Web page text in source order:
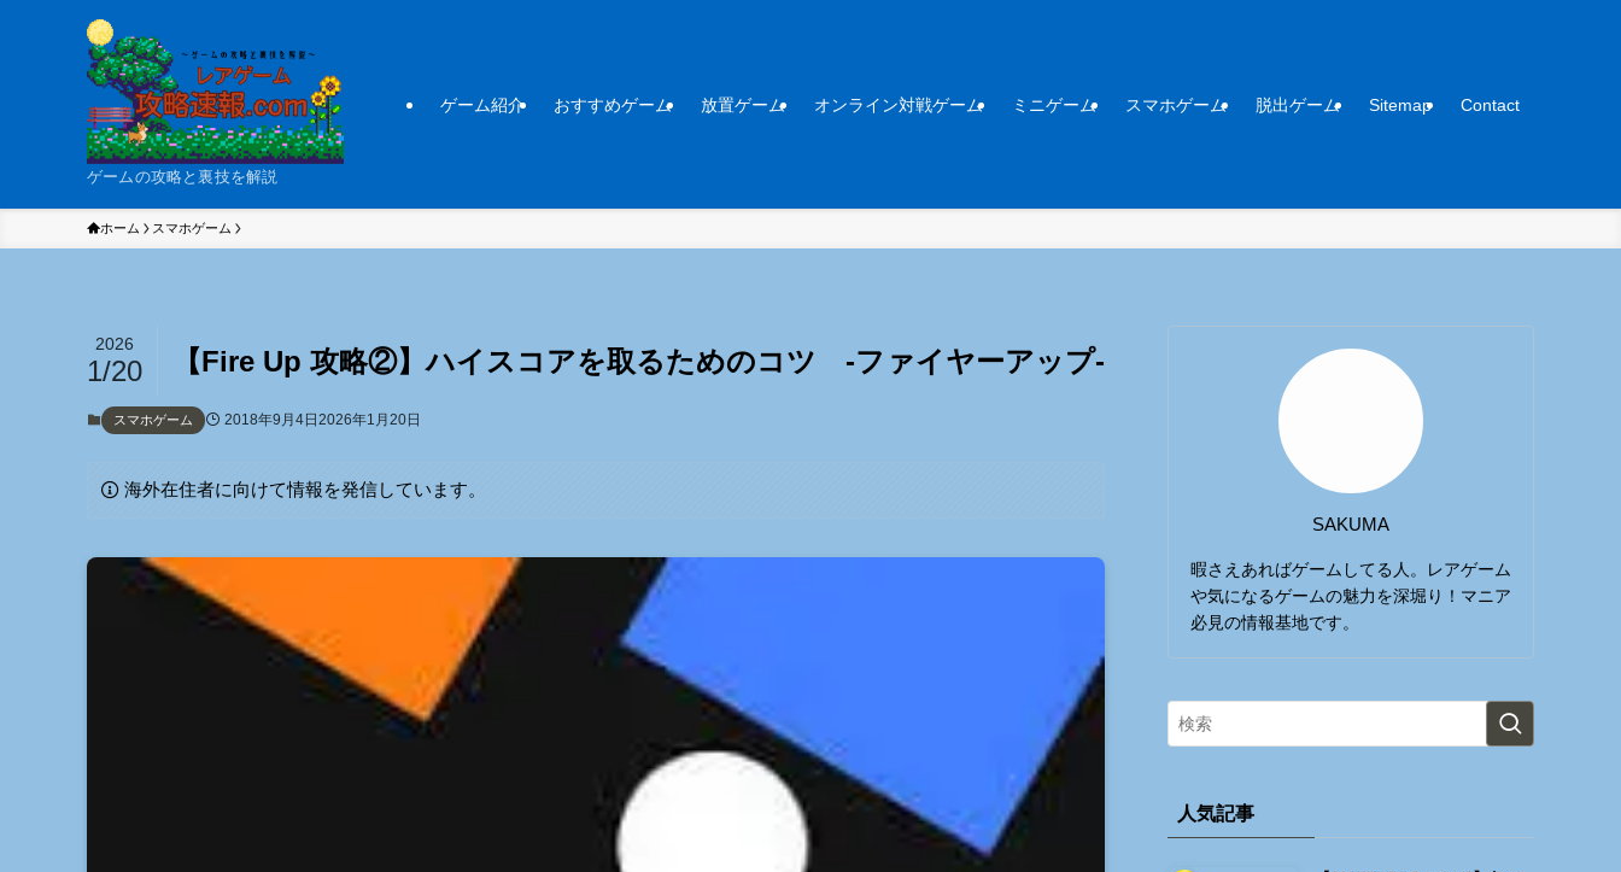
ゲームの攻略と裏技を解説
ゲーム紹介 おすすめゲーム 放置ゲーム オンライン対戦ゲーム ミニゲーム スマホゲーム 脱出ゲーム Sitemap Contact
ホーム スマホゲーム
【Fire Up 攻略②】ハイスコアを取るためのコツ -ファイヤーアップ-
2026
1/20
スマホゲーム 2018年9月4日 2026年1月20日
海外在住者に向けて情報を発信しています。
SAKUMA
暇さえあればゲームしてる人。レアゲーム
や気になるゲームの魅力を深堀り！マニア
必見の情報基地です。
人気記事